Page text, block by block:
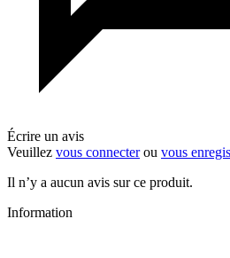
Écrire un avis
Veuillez vous connecterou vous
Il n’y a aucun avis sur ce produit.
Information